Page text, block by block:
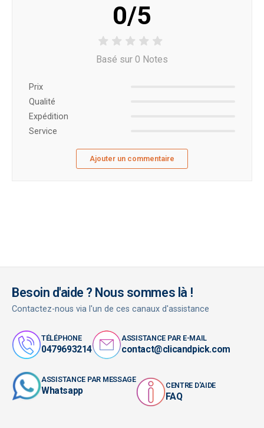
0/5
Basé sur 0 Notes
Prix ​​
Qualité
Expédition
Service
Ajouter un commentaire
Besoin d'aide ? Nous sommes là !
Contactez-nous via l'un de ces canaux d'assistance
TÉLÉPHONE
0479693214
ASSISTANCE PAR E-MAIL
contact@clicandpick.com
ASSISTANCE PAR MESSAGE
Whatsapp CENTRE D'AIDE
FAQ